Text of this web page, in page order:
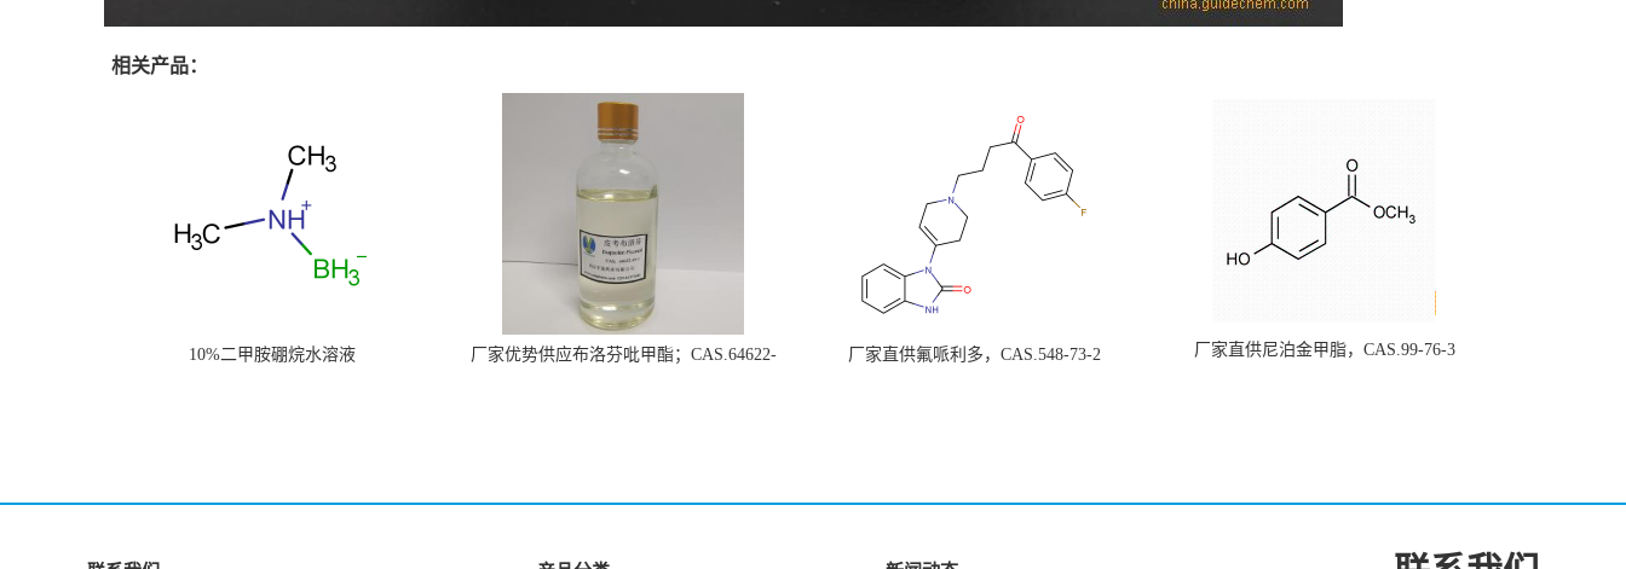
相关产品：
10%二甲胺硼烷水溶液
厂家优势供应布洛芬吡甲酯；CAS.64622-
厂家直供氟哌利多，CAS.548-73-2 厂家直供尼泊金甲脂，CAS.99-76-3